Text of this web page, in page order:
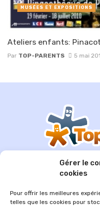
Gérer le
cookies
Pour offrir les meilleures
telles que les cookies pour
Ateliers enfants:
Par TOP-PARENTS 5 mai
MUSÉES ET EXPOSITIONS
© 2026 Im-